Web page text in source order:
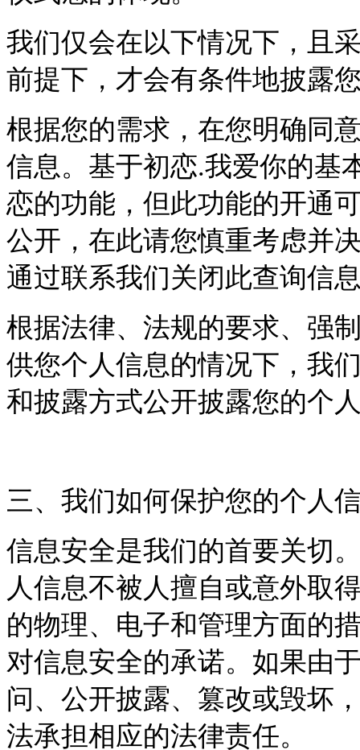
我们仅会在以下情况下，且
前提下，才会有条件地披露
根据您的需求，在您明确同
信息。基于初恋.我爱你的基
恋的功能，但此功能的开通
公开，在此请您慎重考虑并
通过联系我们关闭此查询信
根据法律、法规的要求、强
供您个人信息的情况下，我
和披露方式公开披露您的个
三、我们如何保护您的个人
信息安全是我们的首要关切
人信息不被人擅自或意外取
的物理、电子和管理方面的
对信息安全的承诺。如果由
问、公开披露、篡改或毁坏
法承担相应的法律责任。